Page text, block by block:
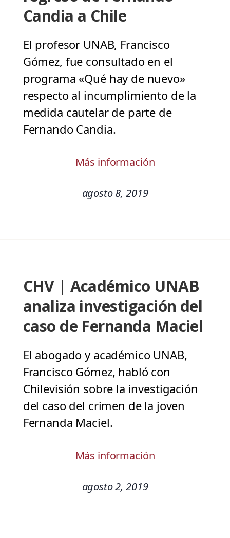
Candia a Chile
El profesor UNAB, Francisco
Gómez, fue consultado en el
programa «Qué hay de nuevo»
respecto al incumplimiento de la
medida cautelar de parte de
Fernando Candia.
Más información
agosto 8, 2019
CHV | Académico UNAB
analiza investigación del
caso de Fernanda Maciel
El abogado y académico UNAB,
Francisco Gómez, habló con
Chilevisión sobre la investigación
del caso del crimen de la joven
Fernanda Maciel.
Más información
agosto 2, 2019